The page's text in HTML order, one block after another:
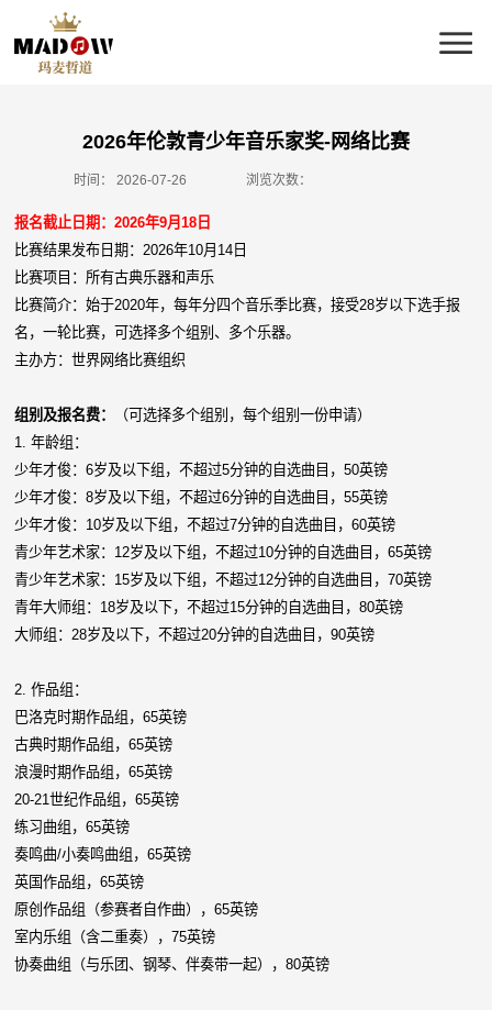
2026年伦敦青少年音乐家奖-网络比赛
时间： 2026-07-26 浏览次数：
报名截止日期：2026年9月18日
比赛结果发布日期：2026年10月14日
比赛项目：所有古典乐器和声乐
比赛简介：始于2020年，每年分四个音乐季比赛，接受28岁以下选手报
名，一轮比赛，可选择多个组别、多个乐器。
主办方：世界网络比赛组织
组别及报名费：
（可选择多个组别，每个组别一份申请）
1. 年龄组：
少年才俊：6岁及以下组，不超过5分钟的自选曲目，50英镑
少年才俊：8岁及以下组，不超过6分钟的自选曲目，55英镑
少年才俊：10岁及以下组，不超过7分钟的自选曲目，60英镑
青少年艺术家：12岁及以下组，不超过10分钟的自选曲目，65英镑
青少年艺术家：15岁及以下组，不超过12分钟的自选曲目，70英镑
青年大师组：18岁及以下，不超过15分钟的自选曲目，80英镑
大师组：28岁及以下，不超过20分钟的自选曲目，90英镑
2. 作品组：
巴洛克时期作品组，65英镑
古典时期作品组，65英镑
浪漫时期作品组，65英镑
20-21世纪作品组，65英镑
练习曲组，65英镑
奏鸣曲/小奏鸣曲组，65英镑
英国作品组，65英镑
原创作品组（参赛者自作曲），65英镑
室内乐组（含二重奏），75英镑
协奏曲组（与乐团、钢琴、伴奏带一起），80英镑